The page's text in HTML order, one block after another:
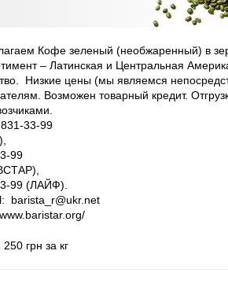
Кофе зеленый (необжаренный) в
– Латинская и Центральная
Низкие цены (мы являемся
Возможен товарный кредит.
33-99
99
99 (ЛАЙФ).
barista_r@ukr.net
грн за кг